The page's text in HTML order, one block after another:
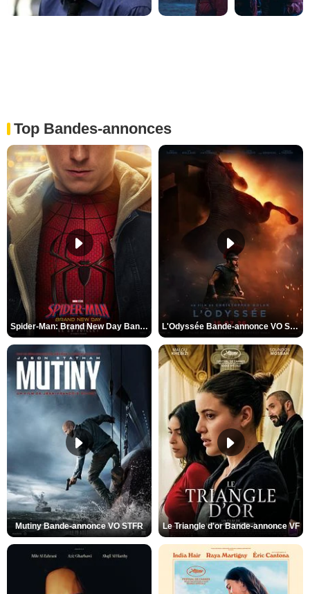
Top Bandes-annonces
Spider-Man: Brand New Day Bande-annonce VO STFR L'Odyssée Bande-annonce VO STFR
Mutiny Bande-annonce VO STFR Le Triangle d'or Bande-annonce VF